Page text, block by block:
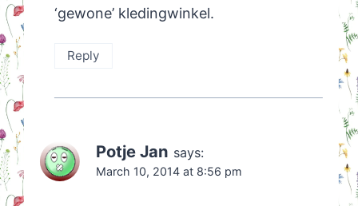
‘gewone’ kledingwinkel.
Reply
Potje Jan says:
March 10, 2014 at 8:56 pm